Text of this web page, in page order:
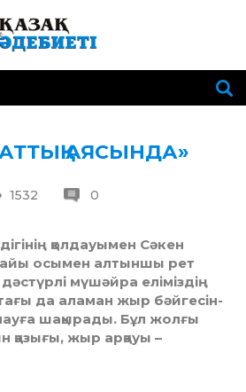
АЯСЫНДА»
1532 0
қолдауымен Сә­кен
осымен алтыншы рет
мүшәйра еліміздің
да аламан жыр бәй­ге­сін­
шақырады. Бұл жолғы
жыр арқауы –